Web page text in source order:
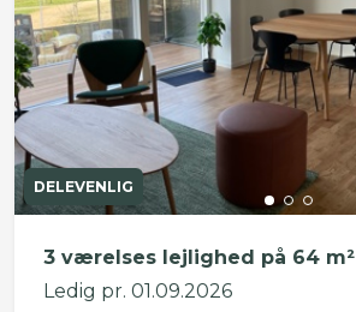
DELEVENLIG
3 værelses lejlighed på 64 m²
Ledig pr. 01.09.2026